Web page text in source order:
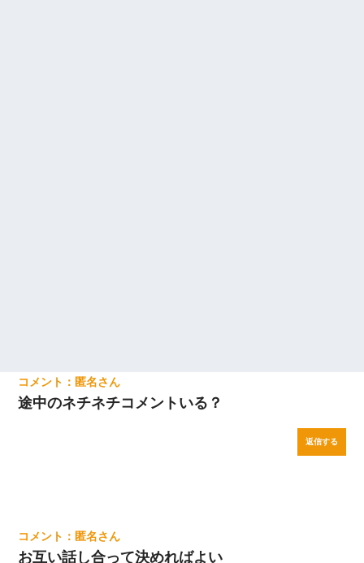
匿名
途中のネチネチコメントいる？
返信する
匿名
お互い話し合って決めればよい